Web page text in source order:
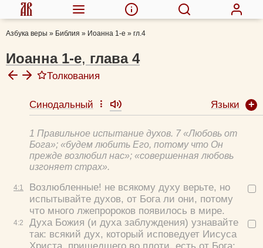
Азбука веры » Библия » Иоанна 1-е » гл.4
Иоанна 1-е, глава 4
Толкования
Августин Аврелий, блж.
Толковая Библия А.П. Лопухина
Иустин (Попович), прп.
Михаил (Лузин), еп.
4:1
4:2
Синодальный Языки
1 Правильное испытание духов. 7 «Любовь от
Бога»; «будем любить Его, потому что Он
прежде возлюбил нас»; «совершенная любовь
изгоняет страх».
Возлюбленные! не всякому духу верьте, но
испытывайте духов, от Бога ли они, потому
что много лжепророков появилось в мире.
Духа Божия (и духа заблуждения) узнавайте
так: всякий дух, который исповедует Иисуса
Христа, пришедшего во плоти, есть от Бога;